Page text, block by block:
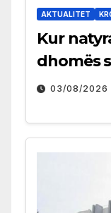
AKTUALITET
Kur
dhomës
03/08/2026